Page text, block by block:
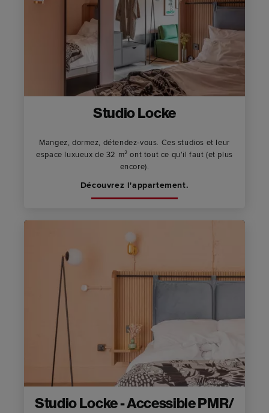
Studio Locke
Mangez, dormez, détendez-vous. Ces studios et leur
espace luxueux de 32 m² ont tout ce qu'il faut (et plus
encore).
Découvrez l'appartement.
Studio Locke - Accessible PMR/